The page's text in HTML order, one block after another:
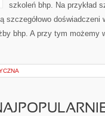
szkoleń bhp. Na przykład
szczegółowo doświadczeni
bhp. A przy tym